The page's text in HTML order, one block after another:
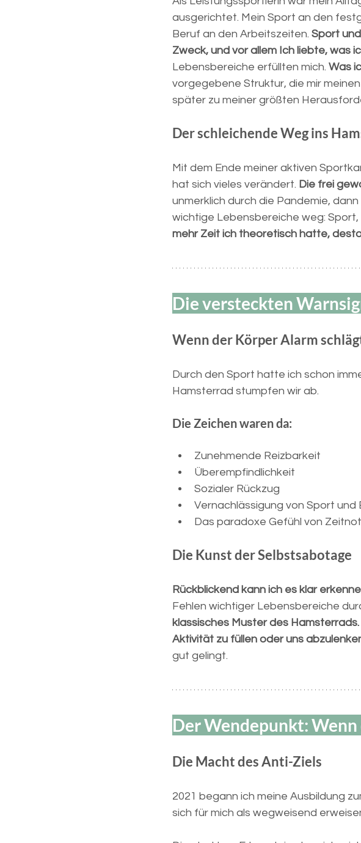
ausgerichtet. Mein Sport an den
Beruf an den Arbeitszeiten. Sport
Zweck, und vor allem Ich liebte, was
Lebensbereiche erfüllten mich. Was
vorgegebene Struktur, die mir
später zu meiner größten
Der schleichende Weg ins
Mit dem Ende meiner aktiven
hat sich vieles verändert. Die frei
unmerklich durch die Pandemie,
wichtige Lebensbereiche weg:
mehr Zeit ich theoretisch hatte,
Die versteckten
Wenn der Körper Alarm
Durch den Sport hatte ich schon
Hamsterrad stumpfen wir ab.
Die Zeichen waren da:
Zunehmende Reizbarkeit
Überempfindlichkeit
Sozialer Rückzug
Vernachlässigung von Sport und
Das paradoxe Gefühl von
Die Kunst der Selbstsabotage
Rückblickend kann ich es klar
Fehlen wichtiger Lebensbereiche
klassisches Muster des
Aktivität zu füllen oder uns
gut gelingt.
Der Wendepunkt:
Die Macht des Anti-Ziels
2021 begann ich meine Ausbildung
sich für mich als wegweisend